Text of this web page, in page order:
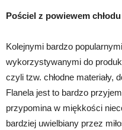
Pościel z powiewem
Kolejnymi bardzo
wykorzystywanymi do
czyli tzw. chłodne materiały,
Flanela jest to bardzo
przypomina w miękkości
bardziej uwielbiany przez